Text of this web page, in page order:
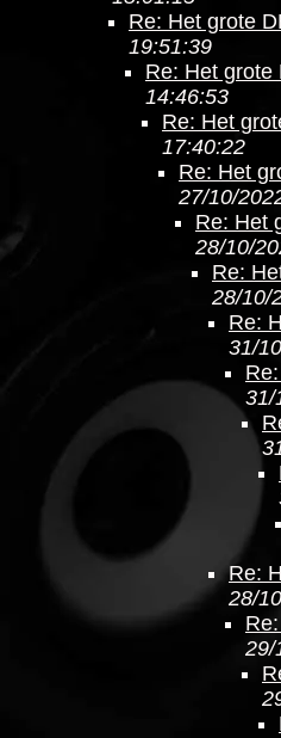
Re: Het grote
19:51:39
Re: Het grote
14:46:53
Re: Het
17:40:22
Re: Het
27/10/
Re: Het
28/10/
Re:
28/10/
Re:
31/
31/
Re:
28/
29/